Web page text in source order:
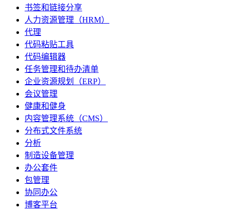
书签和链接分享
人力资源管理（HRM）
代理
代码粘贴工具
代码编辑器
任务管理和待办清单
企业资源规划（ERP）
会议管理
健康和健身
内容管理系统（CMS）
分布式文件系统
分析
制造设备管理
办公套件
包管理
协同办公
博客平台